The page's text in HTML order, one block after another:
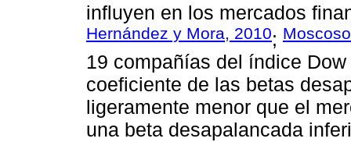
influyen en los mercados
Hernández y Mora, 2010;
19 compañías del índice
coeficiente de las betas
ligeramente menor que el
una beta desapalancada